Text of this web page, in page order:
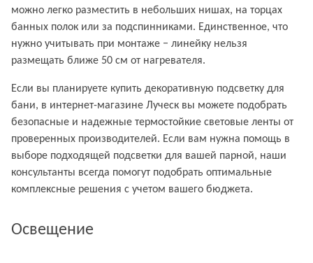
можно легко разместить в небольших нишах, на торцах
банных полок или за подспинниками. Единственное, что
нужно учитывать при монтаже − линейку нельзя
размещать ближе 50 см от нагревателя.
Если вы планируете купить декоративную подсветку для
бани, в интернет-магазине Луческ вы можете подобрать
безопасные и надежные термостойкие световые ленты от
проверенных производителей. Если вам нужна помощь в
выборе подходящей подсветки для вашей парной, наши
консультанты всегда помогут подобрать оптимальные
комплексные решения с учетом вашего бюджета.
Освещение